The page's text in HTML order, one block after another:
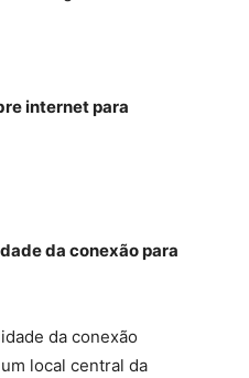
internet para
da conexão para
da conexão
local central da